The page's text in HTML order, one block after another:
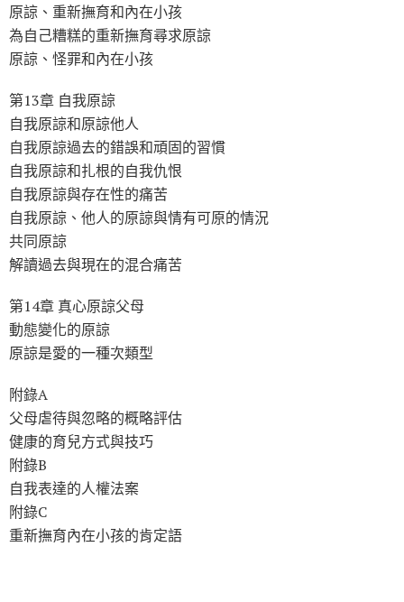
原諒、重新撫育和內在小孩
為自己糟糕的重新撫育尋求原諒
原諒、怪罪和內在小孩
第13章 自我原諒
自我原諒和原諒他人
自我原諒過去的錯誤和頑固的習慣
自我原諒和扎根的自我仇恨
自我原諒與存在性的痛苦
自我原諒、他人的原諒與情有可原的情況
共同原諒
解讀過去與現在的混合痛苦
第14章 真心原諒父母
動態變化的原諒
原諒是愛的一種次類型
附錄A
父母虐待與忽略的概略評估
健康的育兒方式與技巧
附錄B
自我表達的人權法案
附錄C
重新撫育內在小孩的肯定語